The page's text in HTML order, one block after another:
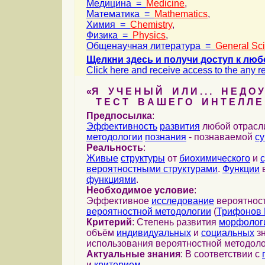
Медицина = Medicine,
Математика = Mathematics,
Химия = Chemistry,
Физика = Physics,
Общенаучная литература = General
Щелкни здесь и получи доступ к
Click here and receive access to the any
«Я У Ч Е Н Ы Й И Л И . . . Н Е Д О У
Т Е С Т В А Ш Е Г О И Н Т Е Л Л Е
Предпосылка:
Эффективность развития любой
методологии познания - познаваемой
Реальность:
Живые структуры от биохимического и
вероятностными структурами. Функции
функциями.
Необходимое условие:
Эффективное исследование
вероятностной методологии (Трифонов
Критерий: Степень развития
объём индивидуальных и социальных
использования вероятностной
Актуальные знания: В соответствии с